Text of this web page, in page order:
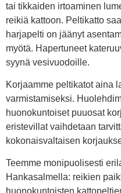
tai tikkaiden irtoaminen
reikiä kattoon. Peltikatto
harjapelti on jäänyt
myötä. Hapertuneet
syynä vesivuodoille.
Korjaamme peltikatot aina
varmistamiseksi.
huonokuntoiset puuosat
eristevillat vaihdetaan
kokonaisvaltaisen
Teemme monipuolisesti
Hankasalmella: reikien